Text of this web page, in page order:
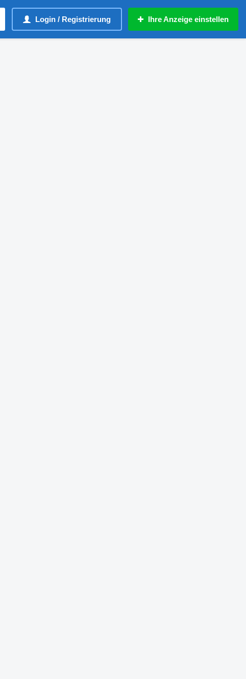
Login / Registrierung Ihre Anzeige einstellen